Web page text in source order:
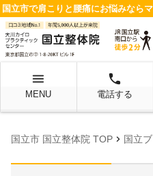
menu
MENU
local_phone
電話する
国立市 国立整体院 TOP chevron_right 国立